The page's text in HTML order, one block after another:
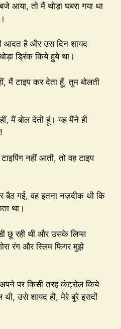
आया, तो मैं थोड़ा घबरा गया था
आदत है और उस दिन शायद
ड्रिंक किये हुये था।
मैं टाइप कर देता हूँ, तुम बोलती
मैं बोल देती हूं। यह मैंने ही
नहीं आती, तो वह टाइप
बैठ गई, वह इतना नज़दीक थी कि
था।
छू रही थी और उसके लिप्स
रंग और स्लिम फिगर मुझे
पर किसी तरह कंट्रोल किये
उसे शायद ही, मेरे बुरे इरादों